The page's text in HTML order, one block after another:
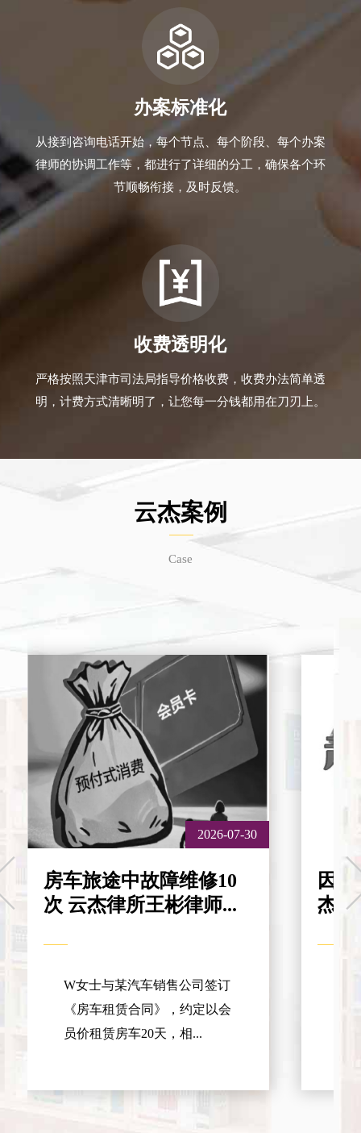
办案标准化
从接到咨询电话开始，每个节点、每个阶段、每个办案
律师的协调工作等，都进行了详细的分工，确保各个环
节顺畅衔接，及时反馈。
收费透明化
严格按照天津市司法局指导价格收费，收费办法简单透
明，计费方式清晰明了，让您每一分钱都用在刀刃上。
云杰案例
Case